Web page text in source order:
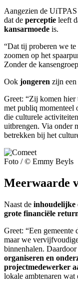
Aangezien de UiTPAS
dat de perceptie leeft
kansarmoede is.
“Dat tij proberen we
zoomen op het
Zonder de
Ook jongeren zijn een
Greet: “Zij komen hier
met publiq momenteel
die culturele
uitbrengen. Via onder
betrekken bij het
Foto / © Emmy Beyls
Meerwaarde
Naast de inhoudelijke
grote financiële
Greet: “Een
maar we
binnenhalen.
organiseren en
projectmedewerker
lokale ambtenaren wat